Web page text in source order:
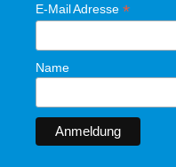
E-Mail Adresse *
Name